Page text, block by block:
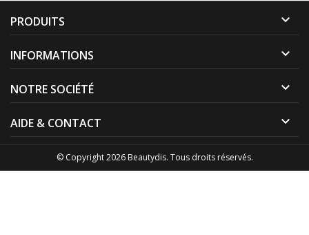
PRODUITS 
INFORMATIONS 
NOTRE SOCIÉTÉ 
AIDE & CONTACT 
© Copyright 2026 Beautydis. Tous droits réservés.